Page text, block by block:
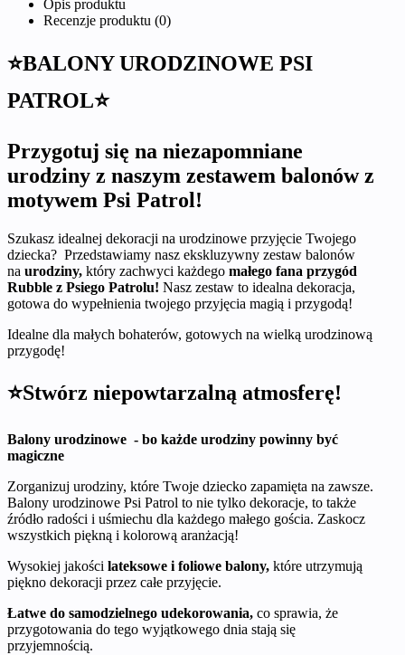
Opis produktu
Recenzje produktu (0)
⭐BALONY URODZINOWE PSI
PATROL⭐
Przygotuj się na niezapomniane
urodziny z naszym zestawem balonów z
motywem Psi Patrol!
Szukasz idealnej dekoracji na urodzinowe przyjęcie Twojego
dziecka? Przedstawiamy nasz ekskluzywny zestaw balonów
na urodziny, który zachwyci każdego małego fana przygód
Rubble z Psiego Patrolu! Nasz zestaw to idealna dekoracja,
gotowa do wypełnienia twojego przyjęcia magią i przygodą!
Idealne dla małych bohaterów, gotowych na wielką urodzinową
przygodę!
⭐Stwórz niepowtarzalną atmosferę!
Balony urodzinowe - bo każde urodziny powinny być
magiczne
Zorganizuj urodziny, które Twoje dziecko zapamięta na zawsze.
Balony urodzinowe Psi Patrol to nie tylko dekoracje, to także
źródło radości i uśmiechu dla każdego małego gościa. Zaskocz
wszystkich piękną i kolorową aranżacją!
Wysokiej jakości lateksowe i foliowe balony, które utrzymują
piękno dekoracji przez całe przyjęcie.
Łatwe do samodzielnego udekorowania, co sprawia, że
przygotowania do tego wyjątkowego dnia stają się
przyjemnością.